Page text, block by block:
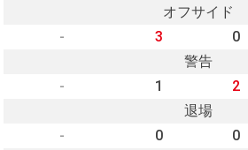
オフサイド
-
3 0
警告
-
1 2
退場
-
0 0